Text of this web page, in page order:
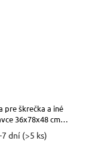
pre škrečka a iné
36x78x48 cm
ČIERNA
7 dní (>5 ks)